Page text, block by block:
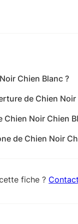
Chien Blanc ?
de Chien Noir
jeudi: 09:00-
Chien Noir Chien
de Chien Noir
fiche ?